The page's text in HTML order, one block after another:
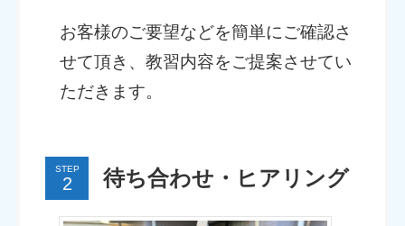
お客様のご要望などを簡単にご確認さ
せて頂き、教習内容をご提案させてい
ただきます。
STEP 待ち合わせ・ヒアリング